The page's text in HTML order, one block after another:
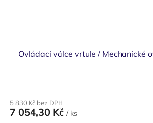
Ovládací válce vrtule / Mechanické
5 830 Kč bez DPH
7 054,30 Kč / ks